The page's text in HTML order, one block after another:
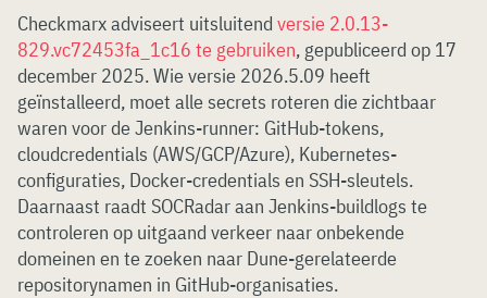
Checkmarx adviseert uitsluitend versie 2.0.13-
829.vc72453fa_1c16 te gebruiken, gepubliceerd op 17
december 2025. Wie versie 2026.5.09 heeft
geïnstalleerd, moet alle secrets roteren die zichtbaar
waren voor de Jenkins-runner: GitHub-tokens,
cloudcredentials (AWS/GCP/Azure), Kubernetes-
configuraties, Docker-credentials en SSH-sleutels.
Daarnaast raadt SOCRadar aan Jenkins-buildlogs te
controleren op uitgaand verkeer naar onbekende
domeinen en te zoeken naar Dune-gerelateerde
repositorynamen in GitHub-organisaties.